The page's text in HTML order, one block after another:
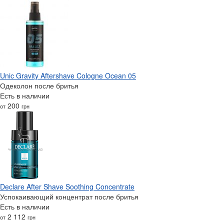
Unic Gravity Aftershave Cologne Ocean 05
Одеколон после бритья
Есть в наличии
от 200 грн
Declare After Shave Soothing Concentrate
Успокаивающий концентрат после бритья
Есть в наличии
от 2 112 грн